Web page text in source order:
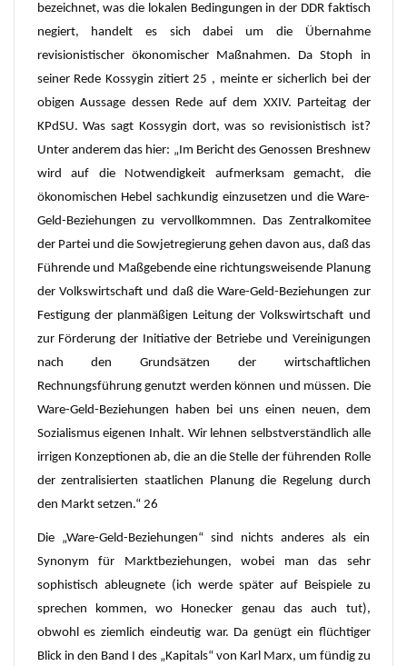
bezeichnet, was die lokalen Bedingungen in der DDR faktisch
negiert, handelt es sich dabei um die Übernahme
revisionistischer ökonomischer Maßnahmen. Da Stoph in
seiner Rede Kossygin zitiert 25 , meinte er sicherlich bei der
obigen Aussage dessen Rede auf dem XXIV. Parteitag der
KPdSU. Was sagt Kossygin dort, was so revisionistisch ist?
Unter anderem das hier: „Im Bericht des Genossen Breshnew
wird auf die Notwendigkeit aufmerksam gemacht, die
ökonomischen Hebel sachkundig einzusetzen und die Ware-
Geld-Beziehungen zu vervollkommnen. Das Zentralkomitee
der Partei und die Sowjetregierung gehen davon aus, daß das
Führende und Maßgebende eine richtungsweisende Planung
der Volkswirtschaft und daß die Ware-Geld-Beziehungen zur
Festigung der planmäßigen Leitung der Volkswirtschaft und
zur Förderung der Initiative der Betriebe und Vereinigungen
nach den Grundsätzen der wirtschaftlichen
Rechnungsführung genutzt werden können und müssen. Die
Ware-Geld-Beziehungen haben bei uns einen neuen, dem
Sozialismus eigenen Inhalt. Wir lehnen selbstverständlich alle
irrigen Konzeptionen ab, die an die Stelle der führenden Rolle
der zentralisierten staatlichen Planung die Regelung durch
den Markt setzen.“ 26
Die „Ware-Geld-Beziehungen“ sind nichts anderes als ein
Synonym für Marktbeziehungen, wobei man das sehr
sophistisch ableugnete (ich werde später auf Beispiele zu
sprechen kommen, wo Honecker genau das auch tut),
obwohl es ziemlich eindeutig war. Da genügt ein flüchtiger
Blick in den Band I des „Kapitals“ von Karl Marx, um fündig zu